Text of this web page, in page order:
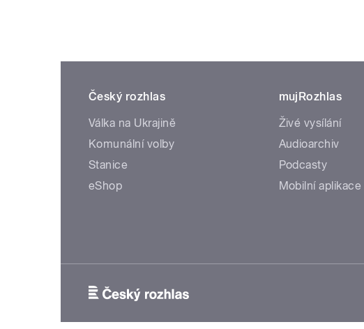
Český rozhlas
Válka na Ukrajině
Komunální volby
Stanice
eShop
mujRozhlas
Živé vysílání
Audioarchiv
Podcasty
Mobilní aplikace